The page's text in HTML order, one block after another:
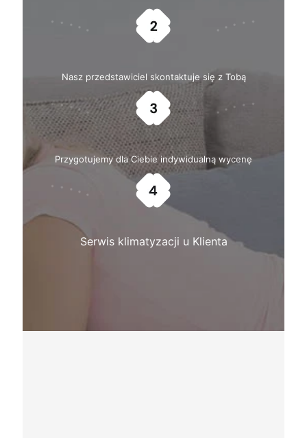
Nasz przedstawiciel skontaktuje się z Tobą
Przygotujemy dla Ciebie indywidualną wycenę
Serwis klimatyzacji u Klienta